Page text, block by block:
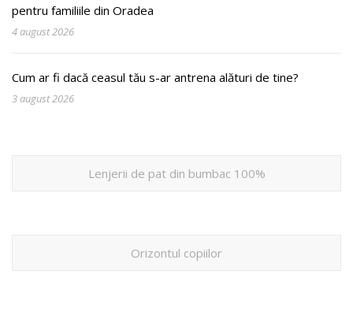
pentru familiile din Oradea
4 august 2026
Cum ar fi dacă ceasul tău s-ar antrena alături de tine?
3 august 2026
Lenjerii de pat din bumbac 100%
Orizontul copiilor